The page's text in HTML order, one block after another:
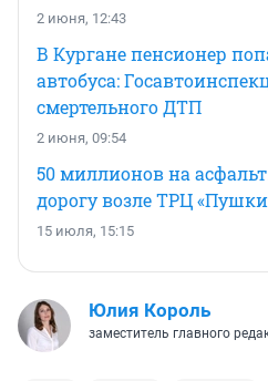
2 июня, 12:43
В Кургане пенсионер
автобуса:
смертельного ДТП
2 июня, 09:54
50 миллионов на
дорогу возле ТРЦ
15 июля, 15:15
Юлия Король
заместитель главного